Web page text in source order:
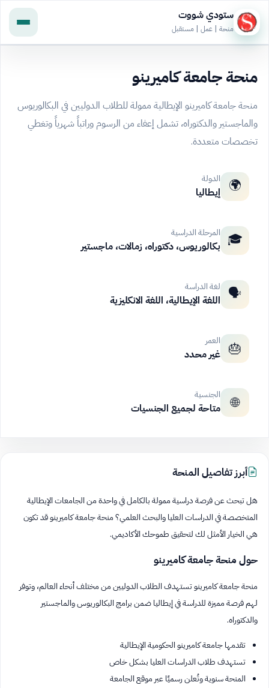
ستودي شووت
منحة | عمل | مستقبل
منحة جامعة كاميرينو
منحة جامعة كاميرينو الإيطالية ممولة للطلاب الدوليين في البكالوريوس
والماجستير والدكتوراه، تشمل إعفاء من الرسوم وراتباً شهرياً وتغطي
تخصصات متعددة.
🌍 الدولة
إيطاليا
🎓 المرحلة الدراسية
بكالوريوس، دكتوراه، زمالات، ماجستير
🗣️ لغة الدراسة
اللغة الإيطالية، اللغة الانكليزية
🎂 العمر
غير محدد
🌐 الجنسية
متاحة لجميع الجنسيات
أبرز تفاصيل المنحة
هل تبحث عن فرصة دراسية ممولة بالكامل في واحدة من الجامعات الإيطالية
المتخصصة في الدراسات العليا والبحث العلمي؟ منحة جامعة كاميرينو قد تكون
هي الخيار الأمثل لك لتحقيق طموحك الأكاديمي.
حول منحة جامعة كاميرينو
منحة جامعة كاميرينو تستهدف الطلاب الدوليين من مختلف أنحاء العالم، وتوفر
لهم فرصة مميزة للدراسة في إيطاليا ضمن برامج البكالوريوس والماجستير
والدكتوراه.
تقدمها جامعة كاميرينو الحكومية الإيطالية
تستهدف طلاب الدراسات العليا بشكل خاص
المنحة سنوية وتُعلن رسميًا عبر موقع الجامعة